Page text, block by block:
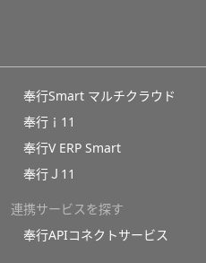
奉行Smart マルチクラウド
奉行ｉ11
奉行V ERP Smart
奉行Ｊ11
連携サービスを探す
奉行APIコネクトサービス